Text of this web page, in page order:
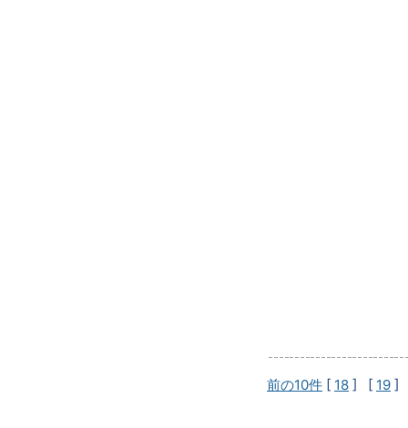
前の10件 [ 18 ] [ 19 ]